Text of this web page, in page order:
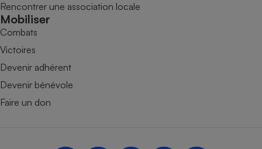
Rencontrer une association locale
Mobiliser
Combats
Victoires
Devenir adhérent
Devenir bénévole
Faire un don